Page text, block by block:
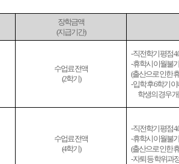
장학금액
(지급기간)
수업료 전액
(2학기)
- 직전학기 평점
- 휴학시 이월불가
(출산으로 인한
- 입학 후 6학기
학생의 경우
수업료 전액
(4학기)
- 직전학기 평점
- 휴학시 이월불가
(출산으로 인한
- 자퇴 등 학위과